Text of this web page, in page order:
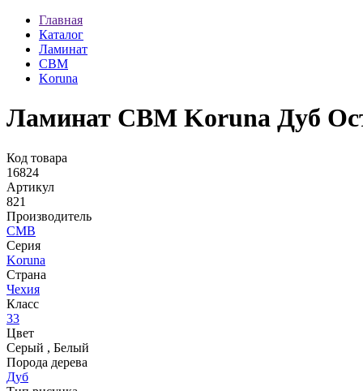
Главная
Каталог
Ламинат
CBM
Koruna
Ламинат CBM Koruna Дуб
Код товара
16824
Артикул
821
Производитель
CMB
Серия
Koruna
Страна
Чехия
Класс
33
Цвет
Серый , Белый
Порода дерева
Дуб